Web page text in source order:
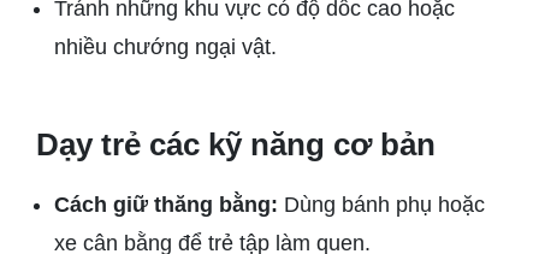
Tránh những khu vực có độ dốc cao hoặc
nhiều chướng ngại vật.
Dạy trẻ các kỹ năng cơ bản
Cách giữ thăng bằng: Dùng bánh phụ hoặc
xe cân bằng để trẻ tập làm quen.